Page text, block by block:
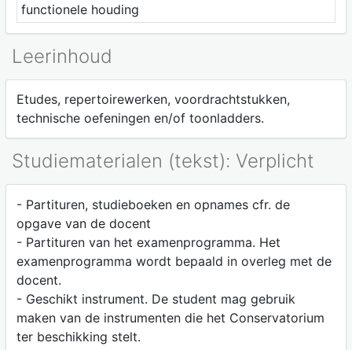
functionele houding
Leerinhoud
Etudes, repertoirewerken, voordrachtstukken,
technische oefeningen en/of toonladders.
Studiematerialen (tekst): Verplicht
- Partituren, studieboeken en opnames cfr. de
opgave van de docent
- Partituren van het examenprogramma. Het
examenprogramma wordt bepaald in overleg met de
docent.
- Geschikt instrument. De student mag gebruik
maken van de instrumenten die het Conservatorium
ter beschikking stelt.